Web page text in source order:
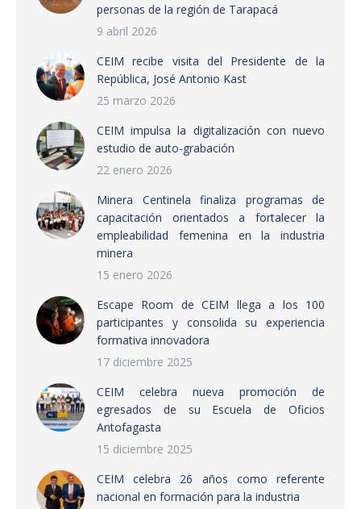
personas de la región de Tarapacá
9 abril 2026
CEIM recibe visita del Presidente de la
República, José Antonio Kast
25 marzo 2026
CEIM impulsa la digitalización con nuevo
estudio de auto-grabación
22 enero 2026
Minera Centinela finaliza programas de
capacitación orientados a fortalecer la
empleabilidad femenina en la industria
minera
15 enero 2026
Escape Room de CEIM llega a los 100
participantes y consolida su experiencia
formativa innovadora
17 diciembre 2025
CEIM celebra nueva promoción de
egresados de su Escuela de Oficios
Antofagasta
15 diciembre 2025
CEIM celebra 26 años como referente
nacional en formación para la industria